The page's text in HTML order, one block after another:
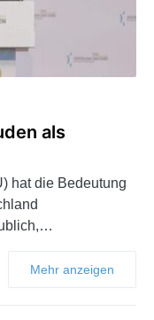
als
hat die Bedeutung
Mehr anzeigen